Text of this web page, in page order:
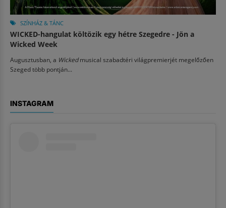
SZÍNHÁZ & TÁNC
WICKED-hangulat költözik egy hétre Szegedre - Jön a
Wicked Week
Augusztusban, a Wickedmusical szabadtéri világpremierjét megelőzően
Szeged több pontján...
INSTAGRAM